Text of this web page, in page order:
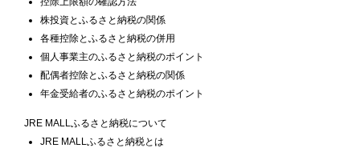
株投資とふるさと納税の関係
各種控除とふるさと納税の併用
個人事業主のふるさと納税のポイント
配偶者控除とふるさと納税の関係
年金受給者のふるさと納税のポイント
JRE MALLふるさと納税について
JRE MALLふるさと納税とは